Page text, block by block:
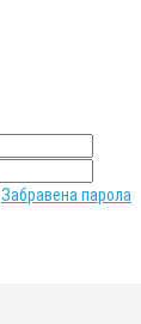
Забравена парола